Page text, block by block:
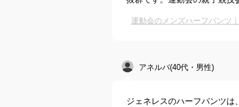
運動会のメンズハーフパンツ
アネルバ(40代・男性)
ジェネレスのハーフパンツ